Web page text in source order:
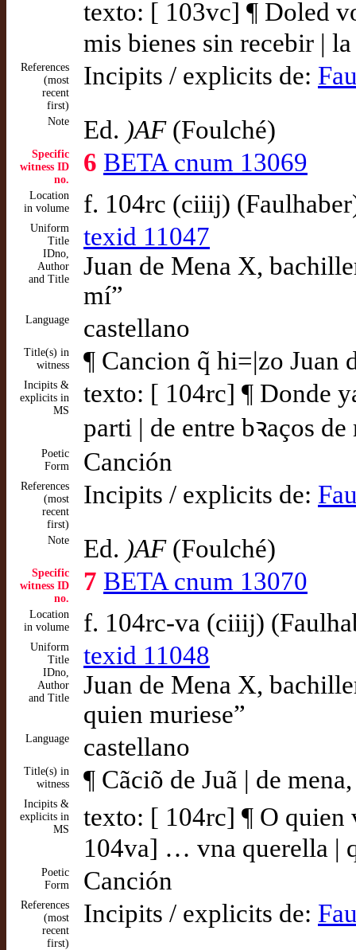
texto: [ 103vc] ¶ Doled
mis bienes sin recebir |
References
(most
recent
first)
Incipits / explicits de:
Note Ed. )AF(Foulché)
Specific
witness ID
no.
6 BETA cnum 13069
Location
in volume
f. 104rc (ciiij)
Uniform
Title
IDno,
Author
and Title
texid 11047
Juan de Mena X,
mí”
Language castellano
Title(s) in
witness
¶ Cancion q̃ hi=|zo Juan
Incipits &
explicits in
MS
texto: [ 104rc] ¶ Donde
parti | de entre bꝛaços
Poetic
Form
Canción
References
(most
recent
first)
Incipits / explicits de:
Note Ed. )AF(Foulché)
Specific
witness ID
no.
7 BETA cnum 13070
Location
in volume
f. 104rc-va (ciiij)
Uniform
Title
IDno,
Author
and Title
texid 11048
Juan de Mena X,
quien muriese”
Language castellano
Title(s) in
witness
¶ Cãciõ de Juã | de
Incipits &
explicits in
MS
texto: [ 104rc] ¶ O quien
104va] … vna querella |
Poetic
Form
Canción
References
(most
recent
first)
Incipits / explicits de: